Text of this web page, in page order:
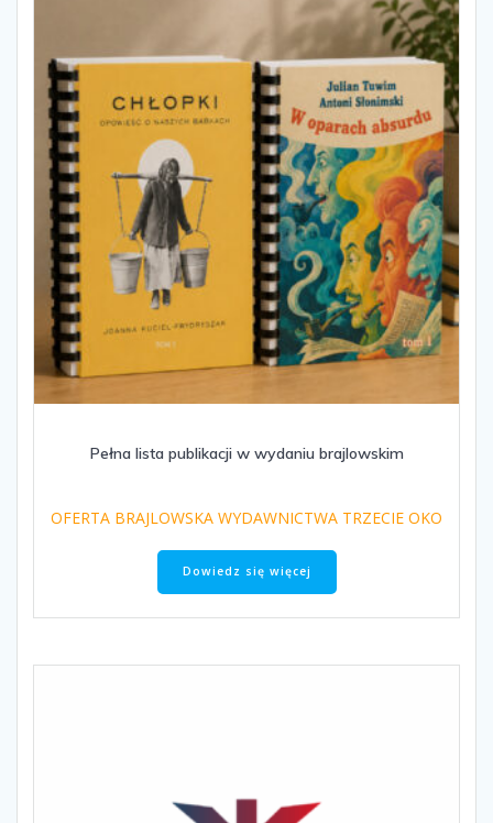
Pełna lista publikacji w wydaniu brajlowskim
OFERTA BRAJLOWSKA WYDAWNICTWA TRZECIE OKO
Dowiedz się więcej